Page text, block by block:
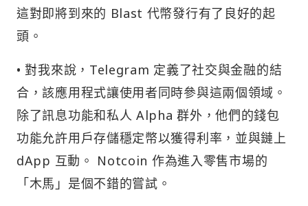
這對即將到來的 Blast 代幣發行有了良好的起
頭。
• 對我來說，Telegram 定義了社交與金融的結
合，該應用程式讓使用者同時參與這兩個領域。
除了訊息功能和私人 Alpha 群外，他們的錢包
功能允許用戶存儲穩定幣以獲得利率，並與鏈上
dApp 互動。 Notcoin 作為進入零售市場的
「木馬」是個不錯的嘗試。